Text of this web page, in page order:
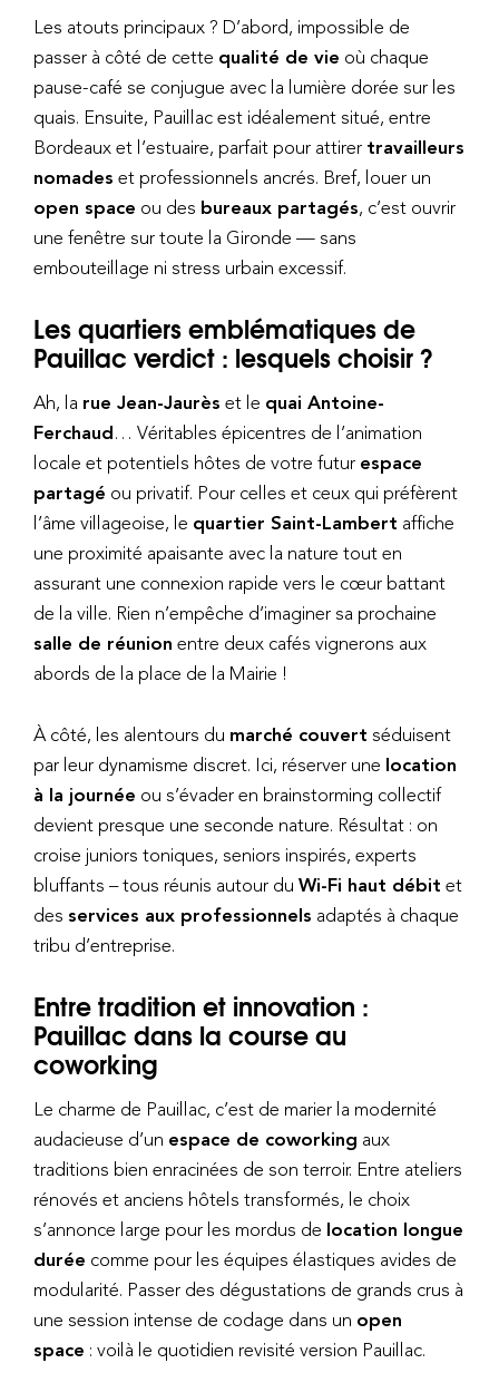
Les atouts principaux ? D’abord, impossible de
passer à côté de cette qualité de vie où chaque
pause-café se conjugue avec la lumière dorée sur les
quais. Ensuite, Pauillac est idéalement situé, entre
Bordeaux et l’estuaire, parfait pour attirer travailleurs
nomades et professionnels ancrés. Bref, louer un
open space ou des bureaux partagés, c’est ouvrir
une fenêtre sur toute la Gironde — sans
embouteillage ni stress urbain excessif.
Les quartiers emblématiques de
Pauillac verdict : lesquels choisir ?
Ah, la rue Jean-Jaurès et le quai Antoine-
Ferchaud… Véritables épicentres de l’animation
locale et potentiels hôtes de votre futur espace
partagé ou privatif. Pour celles et ceux qui préfèrent
l’âme villageoise, le quartier Saint-Lambert affiche
une proximité apaisante avec la nature tout en
assurant une connexion rapide vers le cœur battant
de la ville. Rien n’empêche d’imaginer sa prochaine
salle de réunion entre deux cafés vignerons aux
abords de la place de la Mairie !
À côté, les alentours du marché couvert séduisent
par leur dynamisme discret. Ici, réserver une location
à la journée ou s’évader en brainstorming collectif
devient presque une seconde nature. Résultat : on
croise juniors toniques, seniors inspirés, experts
bluffants – tous réunis autour du Wi-Fi haut débit et
des services aux professionnels adaptés à chaque
tribu d’entreprise.
Entre tradition et innovation :
Pauillac dans la course au
coworking
Le charme de Pauillac, c’est de marier la modernité
audacieuse d’un espace de coworking aux
traditions bien enracinées de son terroir. Entre ateliers
rénovés et anciens hôtels transformés, le choix
s’annonce large pour les mordus de location longue
durée comme pour les équipes élastiques avides de
modularité. Passer des dégustations de grands crus à
une session intense de codage dans un open
space : voilà le quotidien revisité version Pauillac.